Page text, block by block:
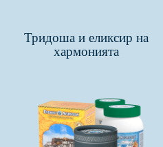
Тридоша и еликсир на
хармонията